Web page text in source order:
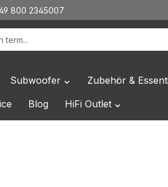
800 2345007
Hersteller
menu from the category HiFi Elektronik
or close the dropdown menu from the
Subwoofer Open or close the
Zubehör &
Blog HiFi Outlet Open or